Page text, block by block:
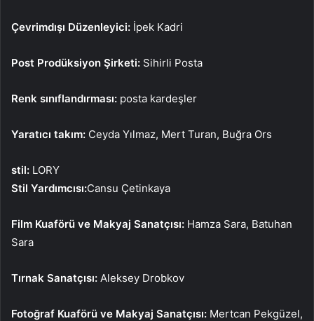
Çevrimdışı Düzenleyici: İpek Kadri
Post Prodüksiyon Şirketi: Sihirli Posta
Renk sınıflandırması: posta kardeşler
Yaratıcı takım: Ceyda Yılmaz, Mert Turan, Buğra Ors
stil: LORY
Stil Yardımcısı:Cansu Çetinkaya
Film Kuaförü ve Makyaj Sanatçısı: Hamza Sara, Batuhan
Sara
Tırnak Sanatçısı: Aleksey Drobkov
Fotoğraf Kuaförü ve Makyaj Sanatçısı: Mertcan Pekgüzel,